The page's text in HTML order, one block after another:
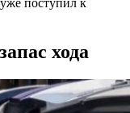
поступил к
хода